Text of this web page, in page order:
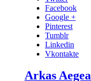
Facebook
Google +
Pinterest
Tumblr
Linkedin
Vkontakte
Arkas